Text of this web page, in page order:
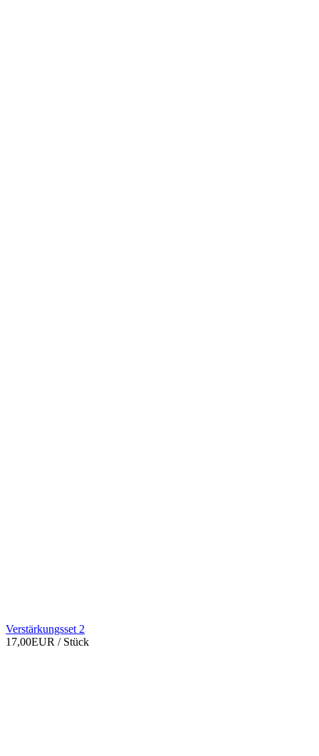
Verstärkungsset 2
17,00EUR / Stück